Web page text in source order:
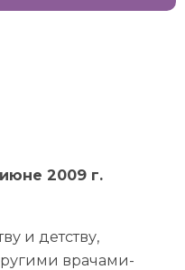
2009 г.
и детству,
врачами-